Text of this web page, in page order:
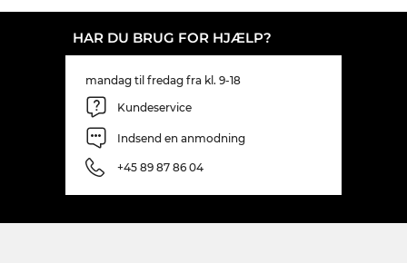
HAR DU BRUG FOR HJÆLP?
mandag til fredag fra kl. 9-18
Kundeservice
Indsend en anmodning
+45 89 87 86 04